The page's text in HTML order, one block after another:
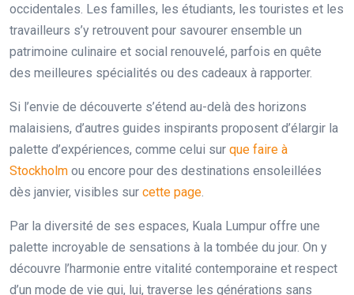
occidentales. Les familles, les étudiants, les touristes et les
travailleurs s’y retrouvent pour savourer ensemble un
patrimoine culinaire et social renouvelé, parfois en quête
des meilleures spécialités ou des cadeaux à rapporter.
Si l’envie de découverte s’étend au-delà des horizons
malaisiens, d’autres guides inspirants proposent d’élargir la
palette d’expériences, comme celui sur que faire à
Stockholm ou encore pour des destinations ensoleillées
dès janvier, visibles sur cette page
Par la diversité de ses espaces, Kuala Lumpur offre une
palette incroyable de sensations à la tombée du jour. On y
découvre l’harmonie entre vitalité contemporaine et respect
d’un mode de vie qui, lui, traverse les générations sans